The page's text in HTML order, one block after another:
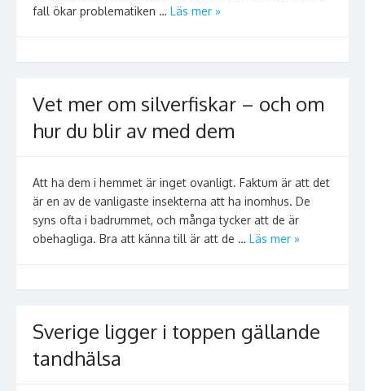
fall ökar problematiken … Läs mer »
Vet mer om silverfiskar – och om
hur du blir av med dem
Att ha dem i hemmet är inget ovanligt. Faktum är att det
är en av de vanligaste insekterna att ha inomhus. De
syns ofta i badrummet, och många tycker att de är
obehagliga. Bra att känna till är att de … Läs mer »
Sverige ligger i toppen gällande
tandhälsa